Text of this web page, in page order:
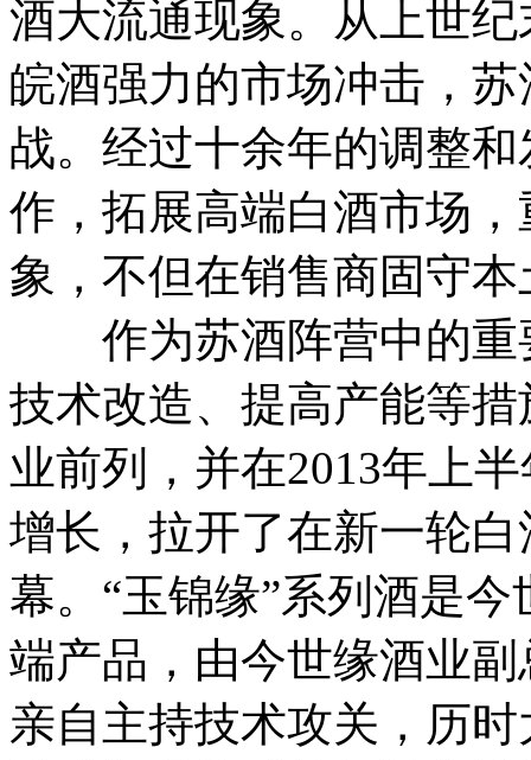
酒大流通现象。从上世
皖酒强力的市场冲击，
战。经过十余年的调整
作，拓展高端白酒市场
象，不但在销售商固守
作为苏酒阵营中的重
技术改造、提高产能等
业前列，并在2013年上
增长，拉开了在新一轮
幕。“玉锦缘”系列酒是
端产品，由今世缘酒业
亲自主持技术攻关，历